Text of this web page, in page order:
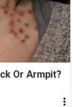
Or Armpit?